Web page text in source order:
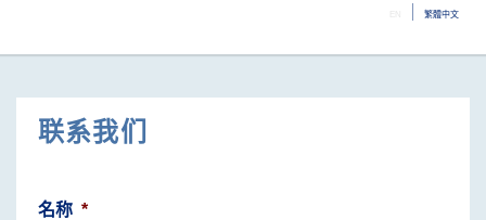
繁體中文
選
联系我们
名称 *